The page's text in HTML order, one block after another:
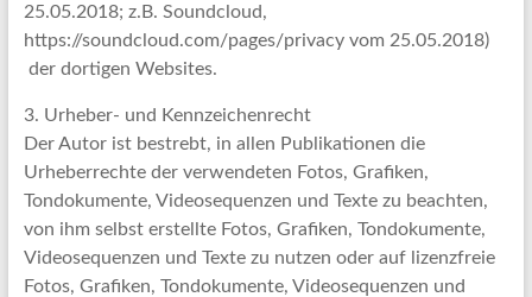
25.05.2018; z.B. Soundcloud,
https://soundcloud.com/pages/privacy vom 25.05.2018)
der dortigen Websites.
3. Urheber- und Kennzeichenrecht
Der Autor ist bestrebt, in allen Publikationen die
Urheberrechte der verwendeten Fotos, Grafiken,
Tondokumente, Videosequenzen und Texte zu beachten,
von ihm selbst erstellte Fotos, Grafiken, Tondokumente,
Videosequenzen und Texte zu nutzen oder auf lizenzfreie
Fotos, Grafiken, Tondokumente, Videosequenzen und